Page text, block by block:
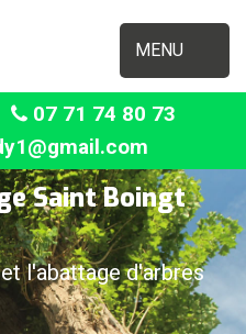
MENU
07 71 74 80 73
Saint Boingt
l'abattage d'arbres